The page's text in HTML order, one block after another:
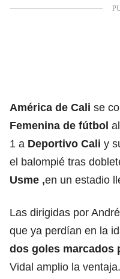
América de Cali se
Femenina de fútbol
1 a Deportivo Cali y
el balompié tras
Usme ,en un estadio
Las dirigidas por
que ya perdían en la
dos goles marcados
Vidal amplio la ventaja.